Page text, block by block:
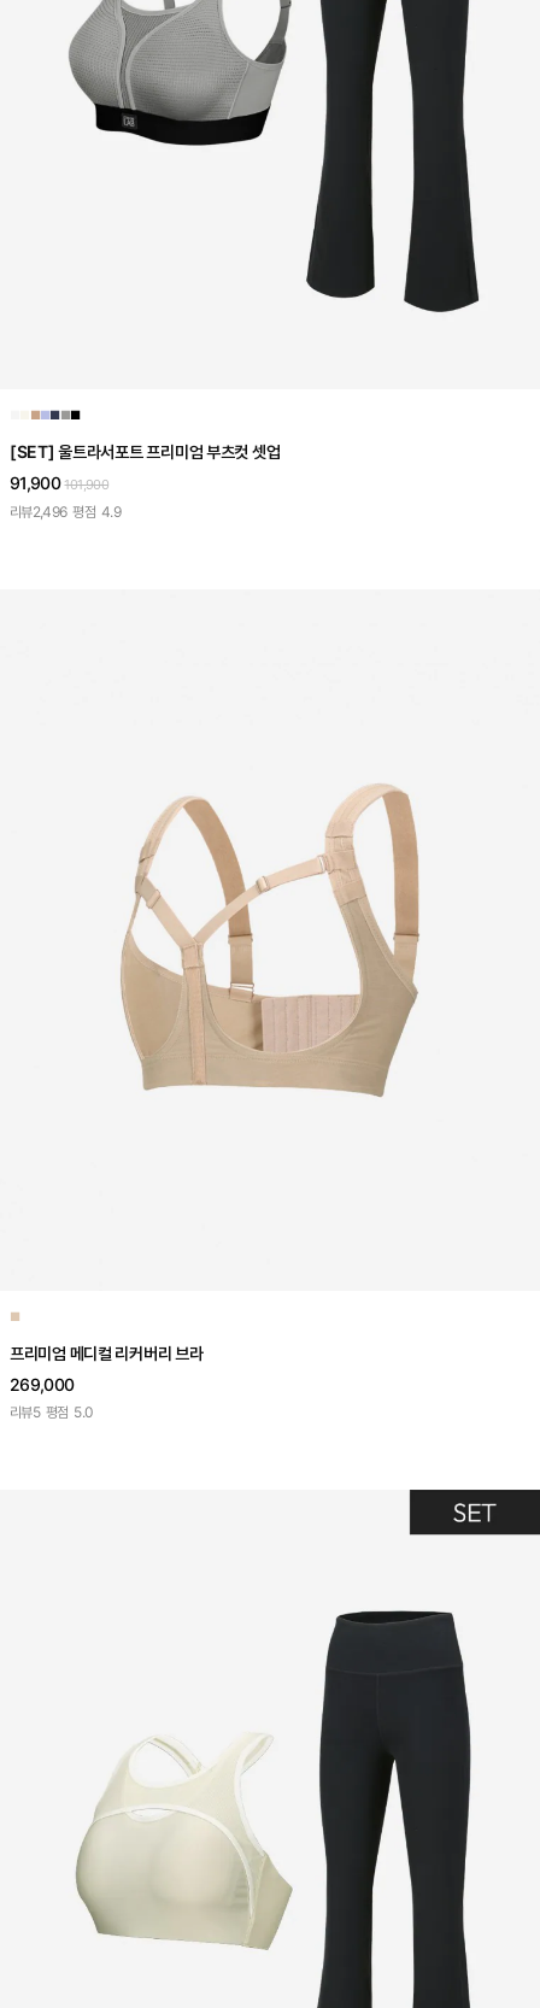
■■■■■
[SET] 울트라서포트 프리미엄 부츠컷 셋업
91,900 101,900
리뷰2,496 평점 4.9
■
프리미엄 메디컬 리커버리 브라
269,000
리뷰5 평점 5.0